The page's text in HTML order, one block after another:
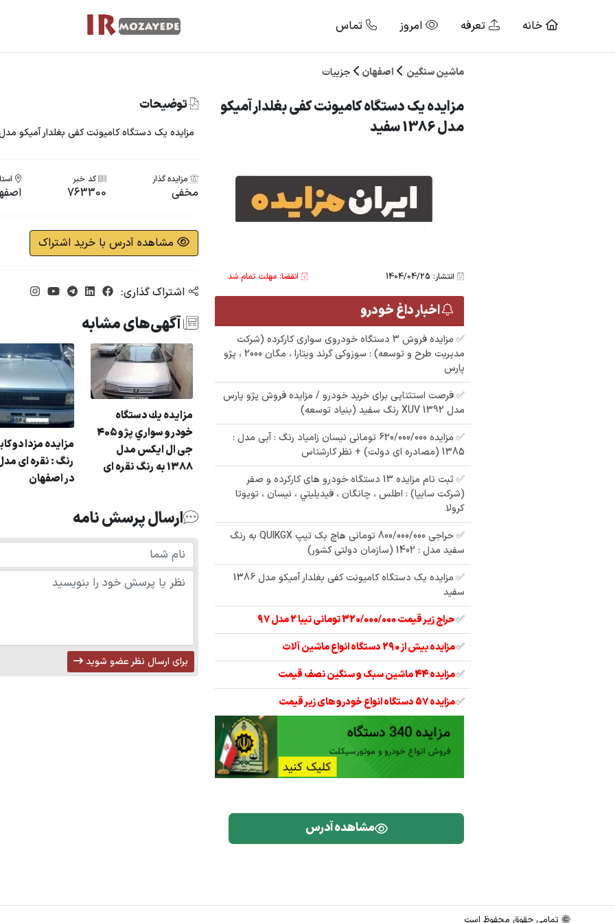
خانه تعرفه امروز تماس
ماشین سنگین اصفهان جزییات
مزایده یک دستگاه کامیونت کفی بغلدار آمیکو
مدل 1386 سفید
انتشار: 1404/04/25 انقضا: مهلت تمام شد
اخبار داغ خودرو
✅ مزایده فروش 3 دستگاه خودروی سواری کارکرده (شرکت
مدیریت طرح و توسعه) : سوزوکی گرند ویتارا ، مگان 2000 ، پژو
پارس
✅ فرصت استثنایی برای خرید خودرو / مزایده فروش پژو پارس
مدل 1392 XUV رنگ سفید (بنیاد توسعه)
✅ مزایده 620/000/000 تومانی نیسان زامیاد رنگ : آبی مدل :
1385 (مصادره ای دولت) + نظر کارشناس
✅ ثبت نام مزایده 13 دستگاه خودرو های کارکرده و صفر
(شرکت سایپا) : اطلس ، چانگان ، فيديليتي ، نیسان ، تویوتا
کرولا
✅ حراجی 800/000/000 تومانی ھاچ بک تیپ QUIKGX به رنگ
سفید مدل : 1402 (سازمان دولتی کشور)
✅ مزایده یک دستگاه کامیونت کفی بغلدار آمیکو مدل 1386
سفید
✅حراج زیر قیمت 320/000/000 تومانی تیبا 2 مدل 97
✅مزایده بیش از 290 دستگاه انواع ماشین آلات
✅مزایده 44 ماشین سبک و سنگین نصف قیمت
✅مزایده 57 دستگاه انواع خودرو های زیر قیمت
مشاهده آدرس
توضیحات
مزایده یک دستگاه کامیونت کفی بغلدار آمیکو مدل 1386
مزایده گذار
مخفی
کد خبر
763300
مشاهده آدرس با خرید اشتراک
اشتراک گذاری:
آگهی‌های مشابه
مزایده مزدا دو
در اصفهان
مزایده يك دستگاه
خودرو سواري پژو 405
جی ال ایکس مدل
1388 به رنگ نقره ای
مزایده وانت پیکان رنگ
: سفید مدل : 87 در
اصفهان
مزایده یکدستگاه
خودرو سواری کوئیک به
رنگ سفید مدل 1398
یکدستگاه خودرو سواری
پژو پارس به رنگ سفید
ارسال پرسش نامه
برای ارسال نظر عضو شوید